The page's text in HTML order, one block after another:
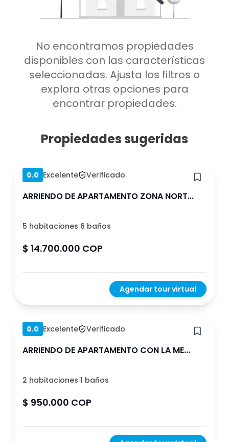
Bodega
Amoblado
Bodega
Mascota
Metro cerca
Ascensor
Balcón o terraza
Gimnasio
Piscina
Lavandería
Gastos comunes
incluidos
Borrar Ver 53 arriendos
No encontramos propiedades
disponibles con las características
seleccionadas. Ajusta los filtros o
explora otras opciones para
encontrar propiedades.
Propiedades sugeridas
0.0 Excelente Verificado
ARRIENDO DE APARTAMENTO ZONA NORT...
5 habitaciones|6 baños
$ 14.700.000 COP
Agendar tour virtual
Hace 3 meses
0.0 Excelente Verificado
ARRIENDO DE APARTAMENTO CON LA ME...
2 habitaciones|1 baños
$ 950.000 COP